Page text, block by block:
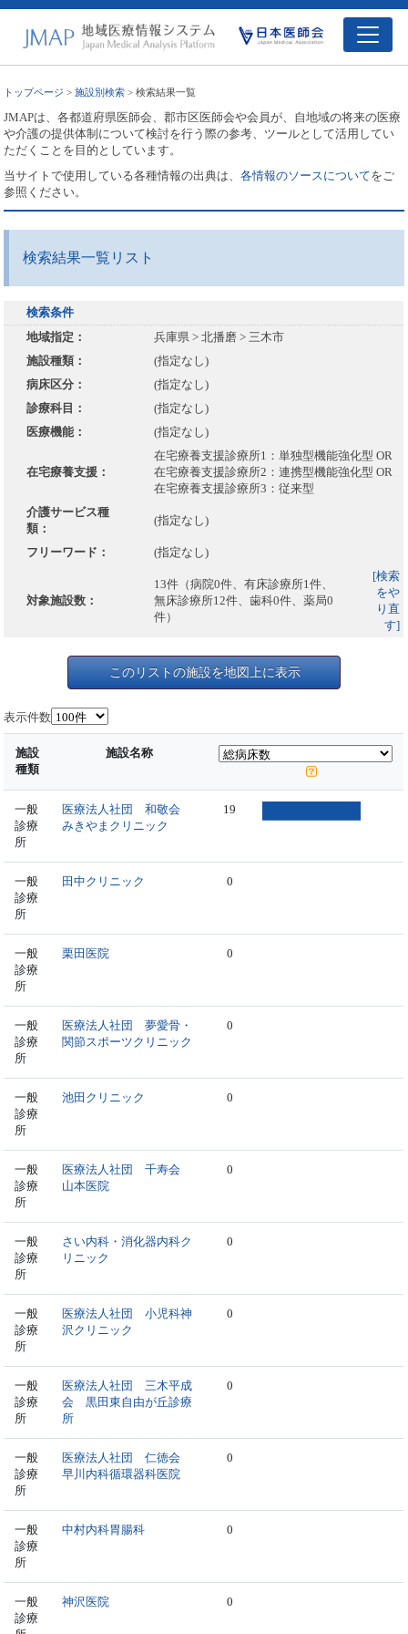
トップページ >施設別検索 > 検索結果一覧
JMAPは、各都道府県医師会、郡市区医師会や会員が、自地域の将来の医療
や介護の提供体制について検討を行う際の参考、ツールとして活用してい
ただくことを目的としています。
当サイトで使用している各種情報の出典は、各情報のソースについてをご
参照ください。
検索結果一覧リスト
検索条件
地域指定：
兵庫県 > 北播磨 > 三木市
施設種類：
(指定なし)
病床区分：
(指定なし)
診療科目：
(指定なし)
医療機能：
(指定なし)
在宅療養支援：
在宅療養支援診療所1：単独型機能強化型 OR
在宅療養支援診療所2：連携型機能強化型 OR
在宅療養支援診療所3：従来型
介護サービス種
類：
(指定なし)
フリーワード： (指定なし)
対象施設数：
13件（病院0件、有床診療所1件、
無床診療所12件、歯科0件、薬局0
件）
[検索
をや
り直
す]
このリストの施設を地図上に表示
表示件数
施設
種類
施設名称
一般
診療
所
医療法人社団 和敬会
みきやまクリニック
19
一般
診療
所
田中クリニック 0
一般
診療
所
栗田医院 0
一般
診療
所
医療法人社団 夢愛骨・
関節スポーツクリニック
0
一般
診療
所
池田クリニック 0
一般
診療
所
医療法人社団 千寿会
山本医院
0
一般
診療
所
さい内科・消化器内科ク
リニック
0
一般
診療
所
医療法人社団 小児科神
沢クリニック
0
一般
診療
所
医療法人社団 三木平成
会 黒田東自由が丘診療
所
0
一般
診療
所
医療法人社団 仁徳会
早川内科循環器科医院
0
一般
診療
所
中村内科胃腸科 0
一般
診療
神沢医院 0